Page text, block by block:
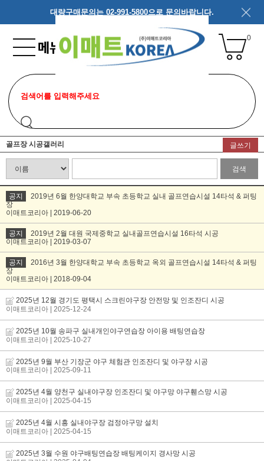
대량구매문의는 02-991-5800으로 문의바랍니다.
0
골프장 시공갤러리 글쓰기
검색
공지
2019년 6월 한양대학교 부속 초등학교 실내 골프연습시설 14타석 & 퍼팅
장
이매트코리아 | 2019-06-20
공지
2019년 2월 대원 국제중학교 실내골프연습시설 16타석 시공
이매트코리아 | 2019-03-07
공지
2016년 3월 한양대학교 부속 초등학교 옥외 골프연습시설 14타석 & 퍼팅
장
이매트코리아 | 2018-09-04
2025년 12월 경기도 평택시 스크린야구장 안전망 및 인조잔디 시공
이매트코리아 | 2025-12-24
2025년 10월 송파구 실내개인야구연습장 아이용 배팅연습장
이매트코리아 | 2025-10-27
2025년 9월 부산 기장군 야구 체험관 인조잔디 및 야구장 시공
이매트코리아
| 2025-09-11
2025년 4월 양천구 실내야구장 인조잔디 및 야구망 야구휀스망 시공
이매트코리아
| 2025-04-15
2025년 4월 시흥 실내야구장 검정야구망 설치
이매트코리아
| 2025-04-15
2025년 3월 수원 야구배팅연습장 배팅케이지 경사망 시공